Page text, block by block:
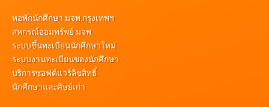
หอพักนักศึกษา มจพ.กรุงเทพฯ
สหกรณ์ออมทรัพย์ มจพ.
ระบบขึ้นทะเบียนนักศึกษาใหม่
ระบบงานทะเบียนของนักศึกษา
บริการซอฟต์แวร์ลิขสิทธิ์
นักศึกษาและศิษย์เก่า